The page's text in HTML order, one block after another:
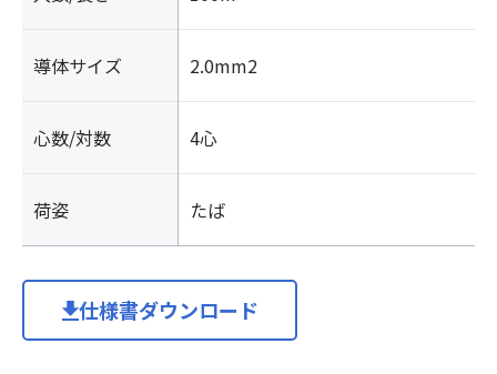
導体サイズ 2.0mm2
心数/対数 4心
荷姿 たば
仕様書ダウンロード